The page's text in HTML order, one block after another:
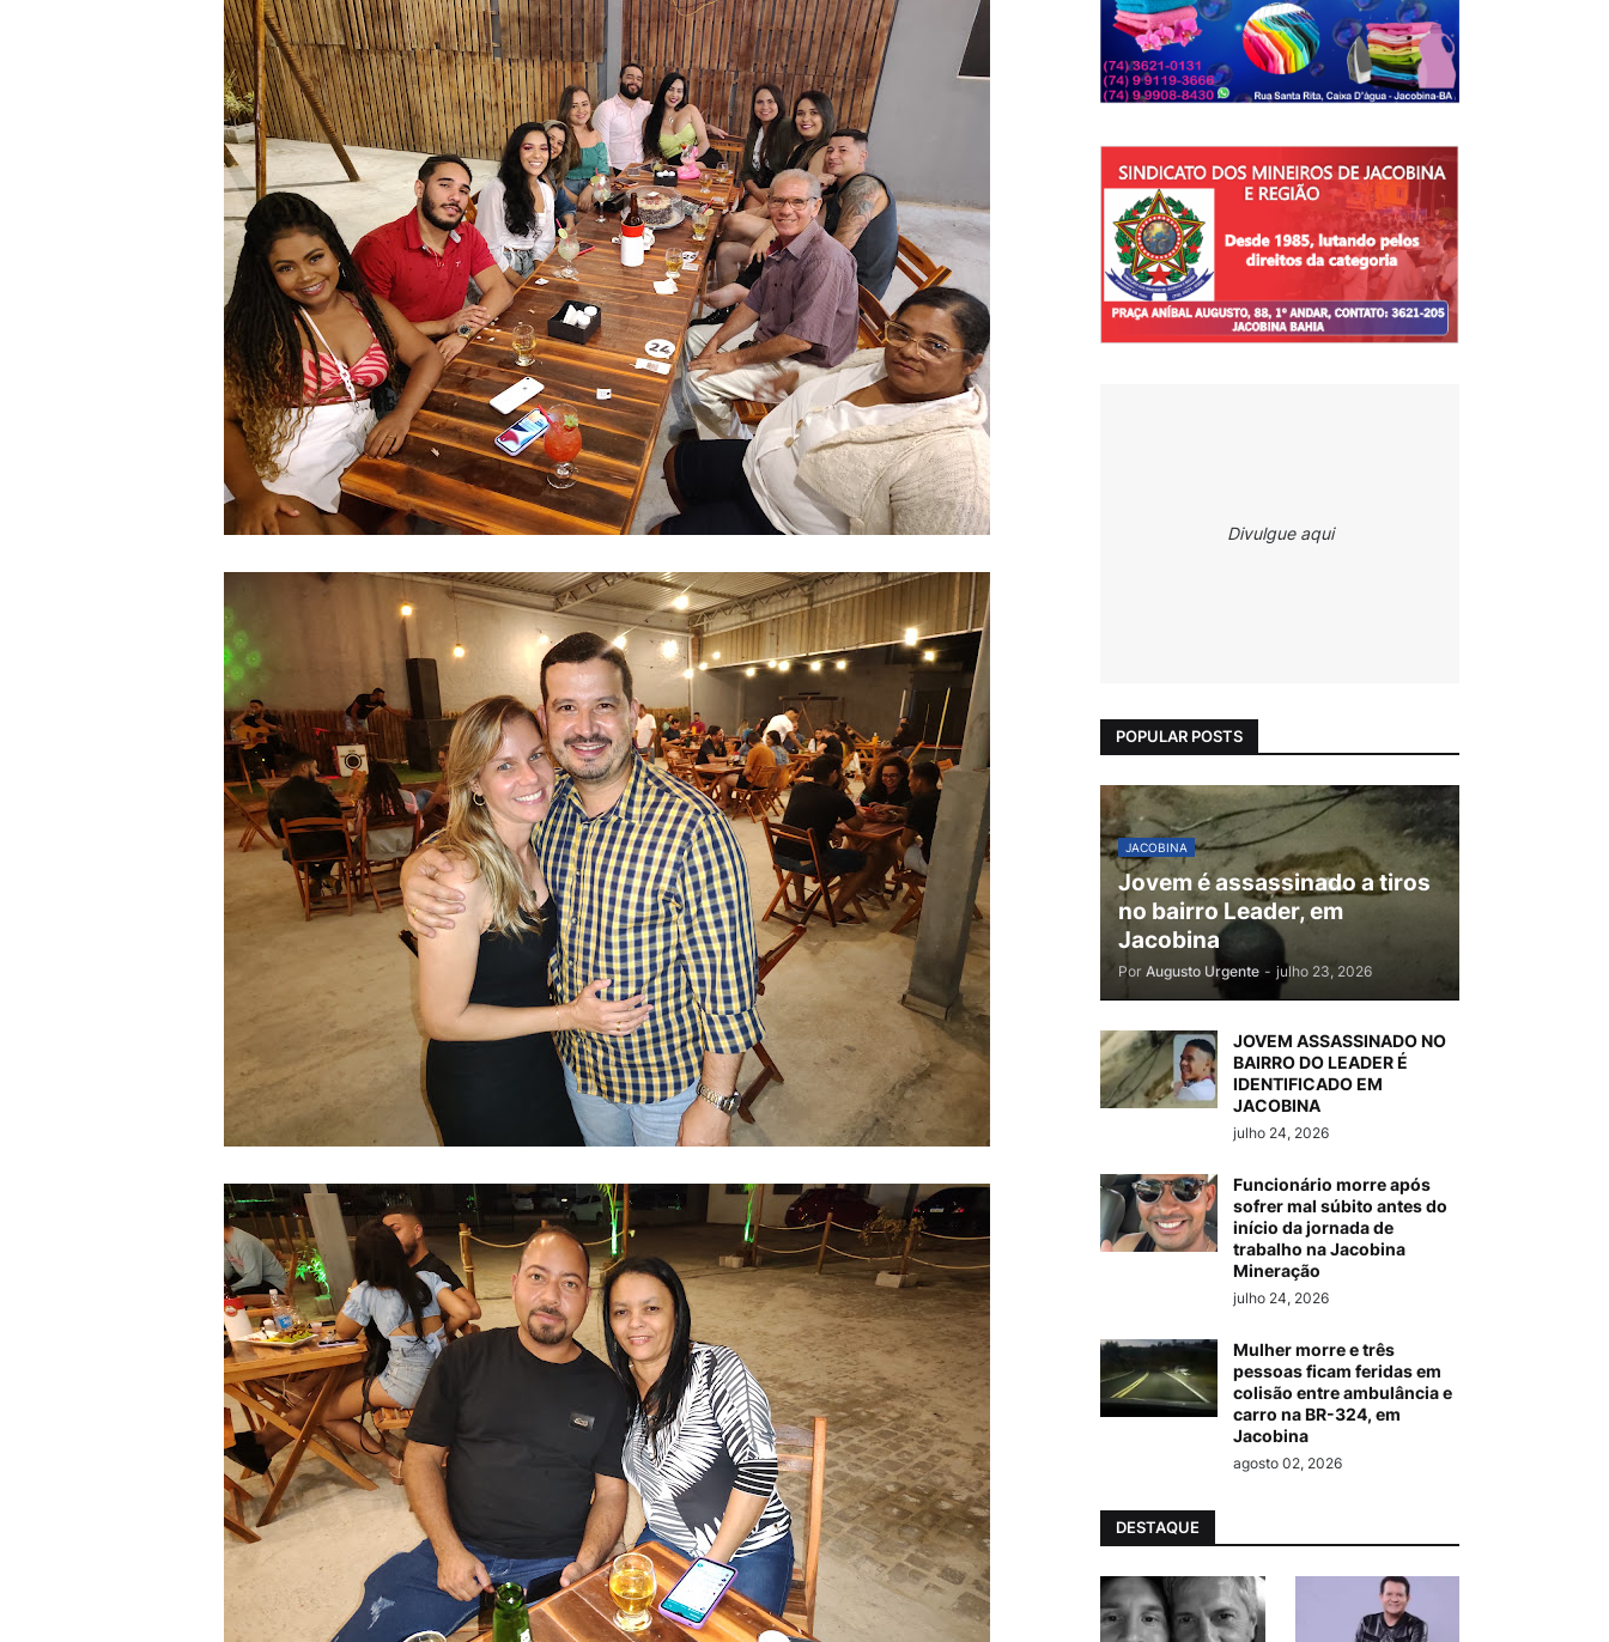
Divulgue aqui
POPULAR POSTS
JACOBINA
Jovem é assassinado a tiros
no bairro Leader, em
Jacobina
Por Augusto Urgente - julho 23, 2026
JOVEM ASSASSINADO NO
BAIRRO DO LEADER É
IDENTIFICADO EM
JACOBINA
julho 24, 2026
Funcionário morre após
sofrer mal súbito antes do
início da jornada de
trabalho na Jacobina
Mineração
julho 24, 2026
Mulher morre e três
pessoas ficam feridas em
colisão entre ambulância e
carro na BR-324, em
Jacobina
agosto 02, 2026
DESTAQUE